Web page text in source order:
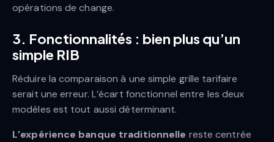
opérations de change.
3. Fonctionnalités : bien plus qu’un
simple RIB
Réduire la comparaison à une simple grille tarifaire
serait une erreur. L’écart fonctionnel entre les deux
modèles est tout aussi déterminant.
L’expérience banque traditionnelle reste centrée